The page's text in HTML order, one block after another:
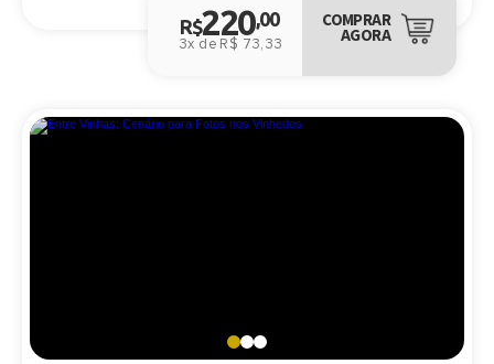
R$220,00
3x de R$ 73,33
COMPRAR
AGORA